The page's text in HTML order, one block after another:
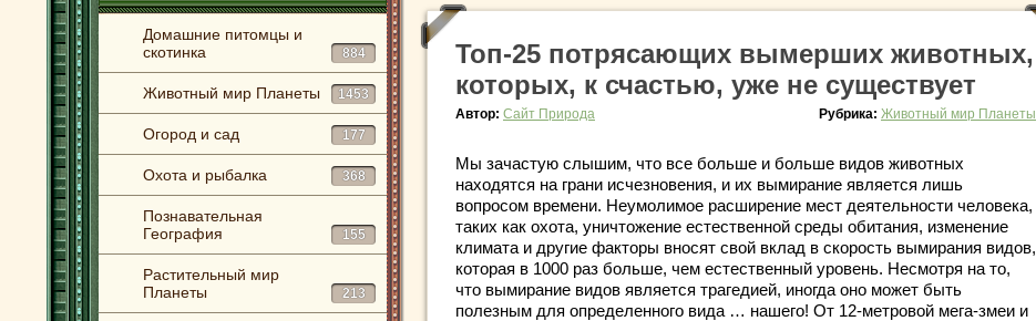
Домашние питомцы и
скотинка
884
Животный мир Планеты 1453
Огород и сад 177
Охота и рыбалка 368
Познавательная
География
155
Растительный мир
Планеты
213
Топ-25 потрясающих вымерших животных,
которых, к счастью, уже не существует
Автор: Сайт Природа Рубрика: Животный мир Планеты
Мы зачастую слышим, что все больше и больше видов животных
находятся на грани исчезновения, и их вымирание является лишь
вопросом времени. Неумолимое расширение мест деятельности человека,
таких как охота, уничтожение естественной среды обитания, изменение
климата и другие факторы вносят свой вклад в скорость вымирания видов,
которая в 1000 раз больше, чем естественный уровень. Несмотря на то,
что вымирание видов является трагедией, иногда оно может быть
полезным для определенного вида … нашего! От 12-метровой мега-змеи и